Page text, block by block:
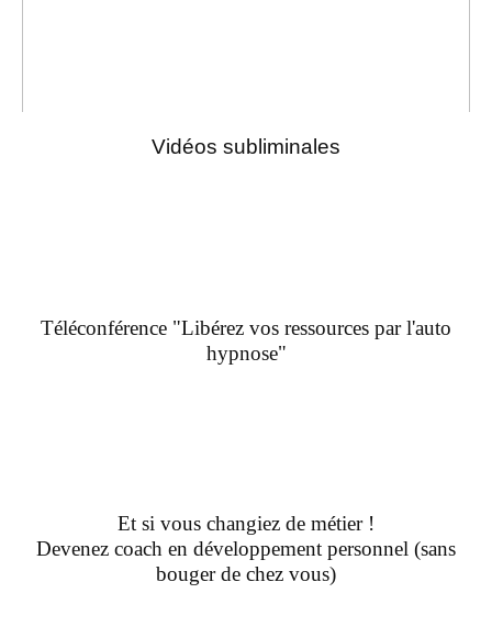
Vidéos subliminales
Téléconférence "Libérez vos ressources par l'auto
hypnose"
Et si vous changiez de métier !
Devenez coach en développement personnel (sans
bouger de chez vous)